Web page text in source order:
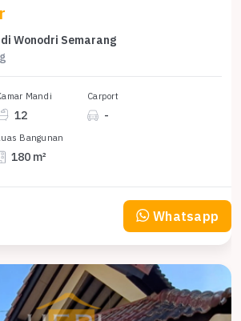
Wonodri Semarang
Mandi
12
Carport
-
Bangunan
180 m²
Whatsapp